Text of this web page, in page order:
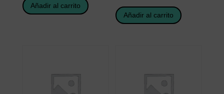
Añadir al carrito
Añadir al carrito